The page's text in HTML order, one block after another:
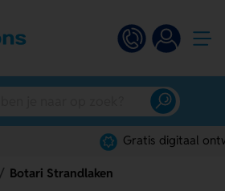
Gratis digitaal ontwerp
Botari Strandlaken